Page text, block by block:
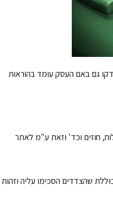
גם באם העסק עומד בהוראות
חוזים וכד' וזאת ע"מ לאתר
התמורה הכוללת שהצדדים הסכימו עליה וזהות